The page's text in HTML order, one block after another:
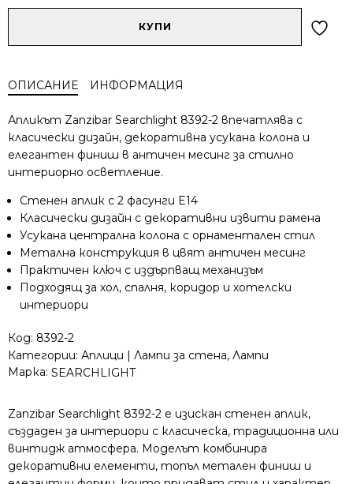
стена
с
ключ
Zanzibar
Searchlight
2
2xE14
античен
месинг
КУПИ
ОПИСАНИЕ ИНФОРМАЦИЯ
Апликът Zanzibar Searchlight 8392-2 впечатлява с
класически дизайн, декоративна усукана колона и
елегантен финиш в античен месинг за стилно
интериорно осветление.
Стенен аплик с 2 фасунги E14
Класически дизайн с декоративни извити рамена
Усукана централна колона с орнаментален стил
Метална конструкция в цвят античен месинг
Практичен ключ с издърпващ механизъм
Подходящ за хол, спалня, коридор и хотелски
интериори
Код: 8392-2
Категории: Аплици | Лампи за стена, Лампи
Марка: SEARCHLIGHT
Zanzibar Searchlight 8392-2 е изискан стенен аплик,
създаден за интериори с класическа, традиционна или
винтидж атмосфера. Моделът комбинира
декоративни елементи, топъл метален финиш и